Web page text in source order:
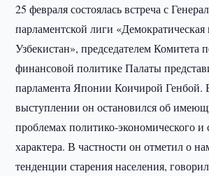
25 февраля состоялась встреча с
парламентской лиги
Узбекистан», председателем Комитета
финансовой политике Палаты
парламента Японии Коичирой Генбой.
выступлении он остановился об
проблемах политико-экономического и
характера. В частности он отметил о
тенденции старения населения,